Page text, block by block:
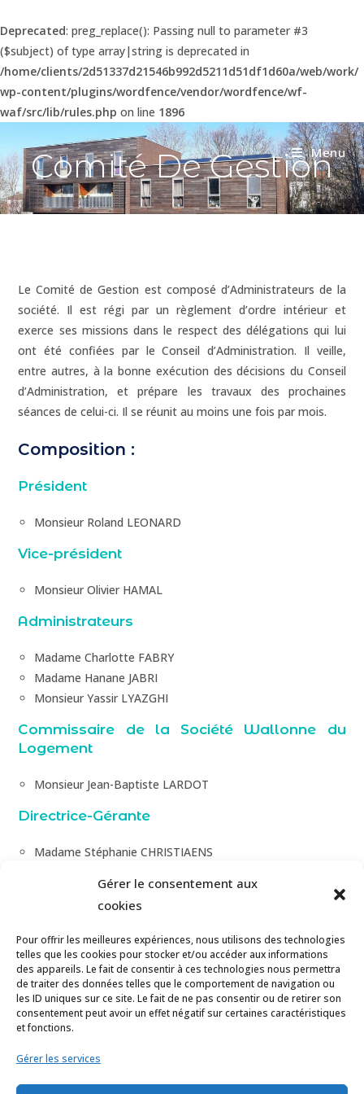
Gérer le consentement aux
cookies
Pour offrir les meilleures expériences, nous utilisons des technologies
telles que les cookies pour stocker et/ou accéder aux informations
des appareils. Le fait de consentir à ces technologies nous permettra
de traiter des données telles que le comportement de navigation ou
les ID uniques sur ce site. Le fait de ne pas consentir ou de retirer son
consentement peut avoir un effet négatif sur certaines caractéristiques
et fonctions.
Gérer les services
Deprecated: preg_replace(): Passing null to parameter #3
($subject) of type array|string is deprecated in
/home/clients/2d51337d21546b992d5211d51df1d60a/web/work/
wp-content/plugins/wordfence/vendor/wordfence/wf-
waf/src/lib/rules.php on line 1896
Menu
Comité De Gestion
Le Comité de Gestion est composé d’Administrateurs de la
société. Il est régi par un règlement d’ordre intérieur et
exerce ses missions dans le respect des délégations qui lui
ont été confiées par le Conseil d’Administration. Il veille,
entre autres, à la bonne exécution des décisions du Conseil
d’Administration, et prépare les travaux des prochaines
séances de celui-ci. Il se réunit au moins une fois par mois.
Composition :
Président
Monsieur Roland LEONARD
Vice-président
Monsieur Olivier HAMAL
Administrateurs
Madame Charlotte FABRY
Madame Hanane JABRI
Monsieur Yassir LYAZGHI
Commissaire de la Société Wallonne du
Logement
Monsieur Jean-Baptiste LARDOT
Directrice-Gérante
Madame Stéphanie CHRISTIAENS